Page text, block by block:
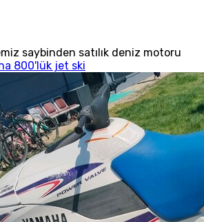
saybinden satılık deniz motoru
800'lük jet ski